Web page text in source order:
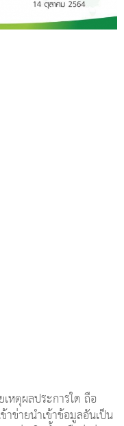
หตุผลประการใด ถือ
าข่ายนำเข้าข้อมูลอันเป็น